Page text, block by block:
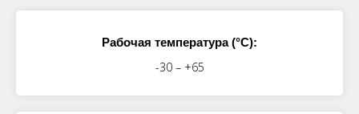
Рабочая температура (°C):
-30 – +65